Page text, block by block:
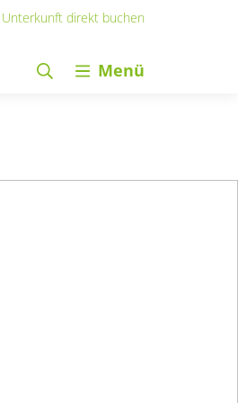
Unterkunft direkt buchen
Menü